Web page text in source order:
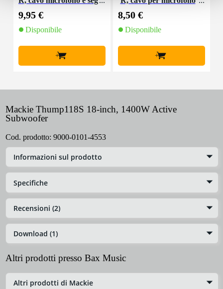
9,95 €
Disponibile
+
8,50 €
Disponibile
+
Mackie Thump118S 18-inch, 1400W Active
Subwoofer
Cod. prodotto: 9000-0101-4553
Informazioni sul prodotto
Specifiche
Recensioni (2)
Download (1)
Altri prodotti presso Bax Music
Altri prodotti di Mackie